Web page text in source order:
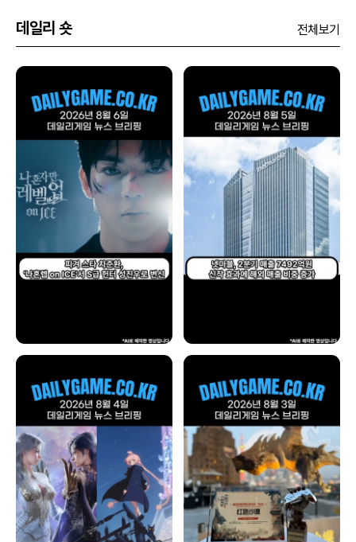
데일리 숏 전체보기